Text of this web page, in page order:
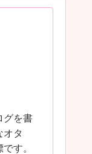
グを書
オタ
す。